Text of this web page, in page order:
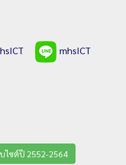
mhsICT
บไซต์ปี 2552-2564